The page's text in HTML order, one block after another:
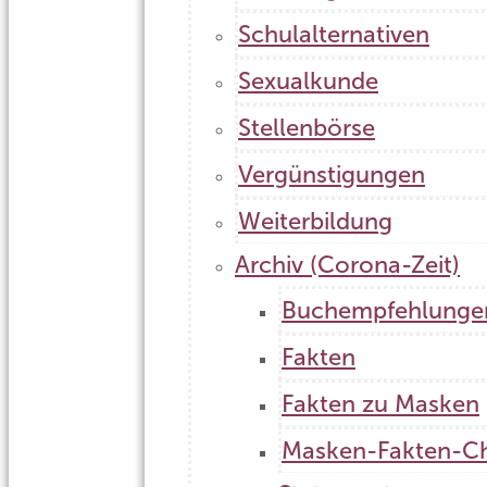
Schulalternativen
Sexualkunde
Stellenbörse
Vergünstigungen
Weiterbildung
Archiv (Corona-Zeit)
Fakten
Fakten zu Masken
Masken-Fakten-